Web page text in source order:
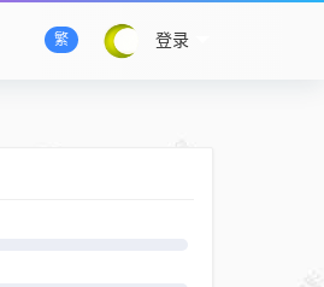
登录
繁